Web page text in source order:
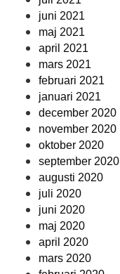
juni 2021
maj 2021
april 2021
mars 2021
februari 2021
januari 2021
december 2020
november 2020
oktober 2020
september 2020
augusti 2020
juli 2020
juni 2020
maj 2020
april 2020
mars 2020